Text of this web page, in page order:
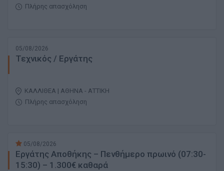
Πλήρης απασχόληση
05/08/2026
Τεχνικός / Εργάτης
ΚΑΛΛΙΘΕΑ | ΑΘΗΝΑ - ΑΤΤΙΚΗ
Πλήρης απασχόληση
05/08/2026
Εργάτης Αποθήκης – Πενθήμερο πρωινό (07:30-
15:30) – 1.300€ καθαρά